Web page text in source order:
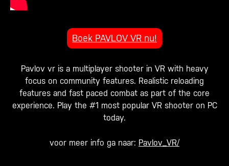
Boek PAVLOV VR nu!
Pavlov vr is a multiplayer shooter in VR with heavy
focus on community features. Realistic reloading
features and fast paced combat as part of the core
experience. Play the #1 most popular VR shooter on PC
today.
voor meer info ga naar: Pavlov_VR/